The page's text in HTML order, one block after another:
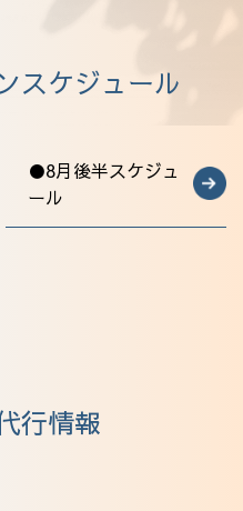
スケジュール
●8月後半スケジュ
ール
行情報